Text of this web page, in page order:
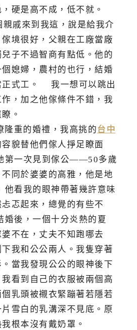
硬是高不成，低不就。
戚來到我這，說是給我介
境很好，父親在工廠當廠
子不過智商有點低。他的
媳婦，農村的也行，結婚
正式工。 我一想可以跳出
，加之他傢條件不錯，我
。
隆重的婚禮，我高挑的台中
貌替他們傢人掙足瞭面
第一次見到傢公——50多歲
同於婆婆的高雅，他是地
他看我的眼神帶著幾許意味
忑起來，總覺的有些不
婚後，一個十分炎熱的夏
不在，丈夫不知跑哪去
我和公公兩人。我隻穿著
當我發現公公的眼神後下
看到自己的衣服被兩個高
乳頭被襯衣緊蹦著若隱若
雪白的乳溝深不見底。原
根本沒有戴奶罩。